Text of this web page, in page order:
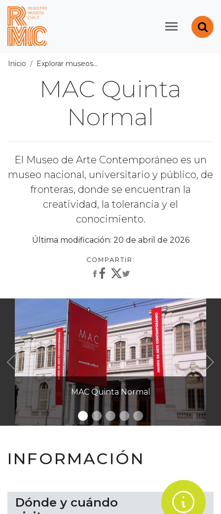
Contenido principal
Registro de Museos
Inicio Explorar museos
MAC Quinta
Normal
El Museo de Arte Contemporáneo es un
museo nacional, universitario y público, de
fronteras, donde se encuentran la
creatividad, la tolerancia y el
conocimiento.
Última modificación: 20 de abril de 2026
MAC Quinta Normal
Anterior
INFORMACIÓN
Dónde y cuándo
.